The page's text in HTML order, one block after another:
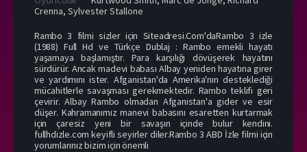
Crenna, Sylvester Stallone
Rambo 3 filmi sizler için Siteadresi.Com'daRambo 3 izle
(1988) Full Hd ve Türkçe Dublaj : Rambo emekli hayatı
yaşamaya başlamıştır. Para karşılığı dövüşerek hayatını
sürdürür. Ancak madevi babası Albay yeniden hayatına girer
ve yardımını ister. Afganistan'da Amerika'nın desteklediği
mücahitlerle savaşması gerekmektedir. Rambo teklifi geri
çevirir. Albay Rambo olmadan Afganistan'a gider ve esir
düşer. Kahramanımız manevi babasını esaretten kurtarmak
için çaresiz yeni bir savaşın içinde bulur kendini.
fullhdizle.com keyifli seyirler diler.Rambo 3 ABD İzle filmi için
yorumlarınız bizim için önemli